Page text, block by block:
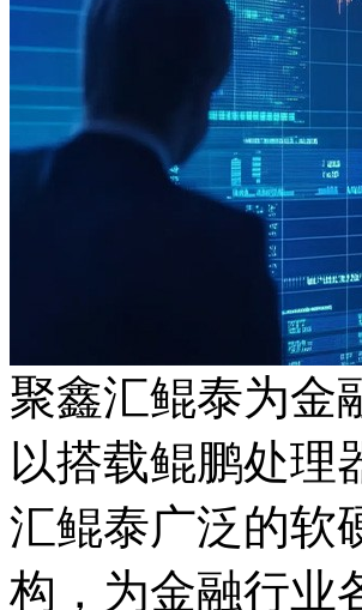
聚鑫汇鲲泰为金
以搭载鲲鹏处理
汇鲲泰广泛的软
构，为金融行